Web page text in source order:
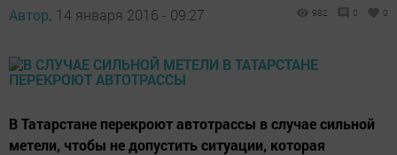
Автор, 14 января 2016 - 09:27 982 0 0
В Татарстане перекроют автотрассы в случае сильной
метели, чтобы не допустить ситуации, которая